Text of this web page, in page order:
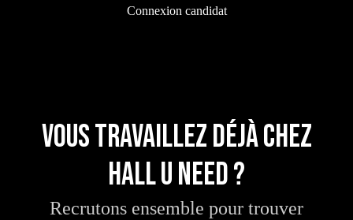
Connexion candidat
Vous travaillez déjà chez
Hall U Need ?
Recrutons ensemble pour trouver